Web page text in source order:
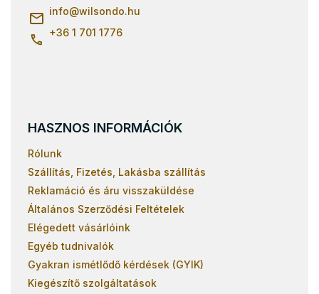
info@wilsondo.hu
+36 1 701 1776
HASZNOS INFORMÁCIÓK
Rólunk
Szállítás, Fizetés, Lakásba szállítás
Reklamáció és áru visszaküldése
Általános Szerződési Feltételek
Elégedett vásárlóink
Egyéb tudnivalók
Gyakran ismétlődő kérdések (GYIK)
Kiegészítő szolgáltatások